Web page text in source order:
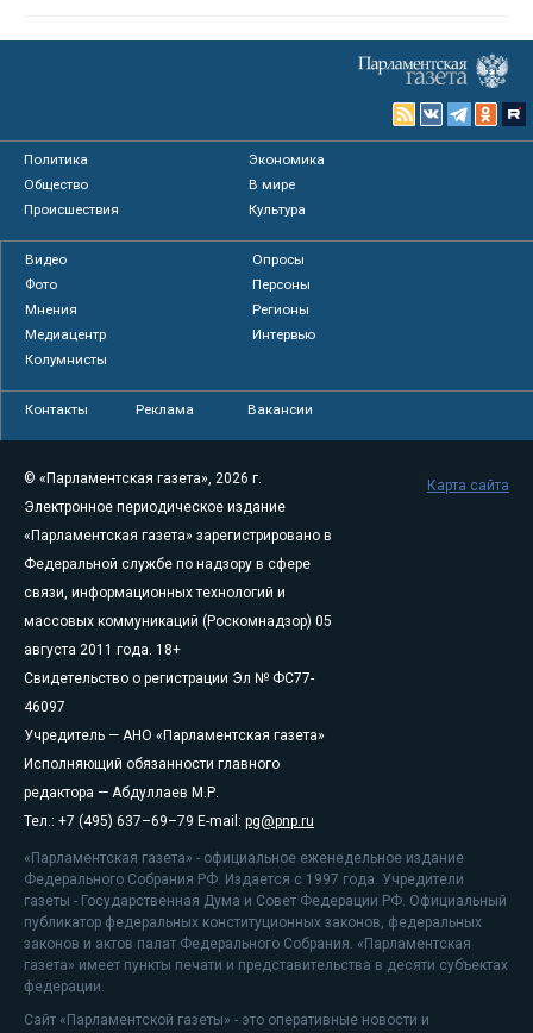
Политика
Экономика
Общество
В мире
Происшествия
Культура
Видео
Опросы
Фото
Персоны
Мнения
Регионы
Медиацентр
Интервью
Колумнисты
Контакты Реклама Вакансии
© «Парламентская газета», 2026 г.
Электронное периодическое издание
«Парламентская газета» зарегистрировано в
Федеральной службе по надзору в сфере
связи, информационных технологий и
массовых коммуникаций (Роскомнадзор) 05
августа 2011 года. 18+
Свидетельство о регистрации Эл № ФС77-
46097
Учредитель — АНО «Парламентская газета»
Исполняющий обязанности главного
редактора — Абдуллаев М.Р.
Тел.: +7 (495) 637–69–79 E-mail: pg@pnp.ru
«Парламентская газета» - официальное еженедельное издание
Федерального Собрания РФ. Издается с 1997 года. Учредители
газеты - Государственная Дума и Совет Федерации РФ. Официальный
публикатор федеральных конституционных законов, федеральных
законов и актов палат Федерального Собрания. «Парламентская
газета» имеет пункты печати и представительства в десяти субъектах
федерации.
Сайт «Парламентской газеты» - это оперативные новости и
Карта сайта